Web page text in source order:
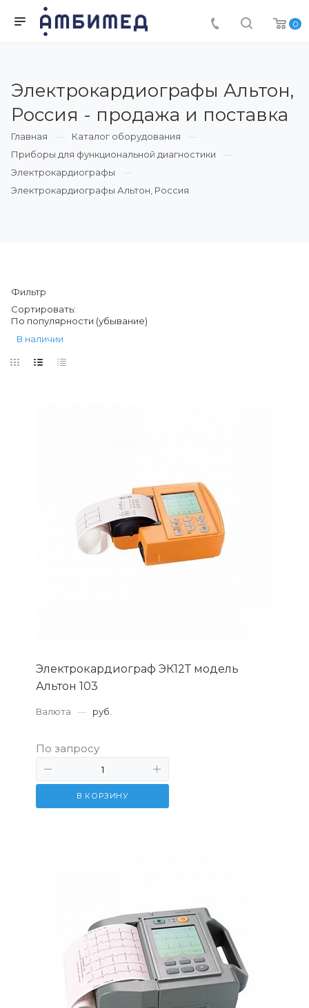
0
Электрокардиографы Альтон,
Россия - продажа и поставка
Главная
Каталог оборудования
Приборы для функциональной диагностики
Электрокардиографы
Электрокардиографы Альтон, Россия
Фильтр
Сортировать:
По популярности (убывание)
В наличии
Электрокардиограф ЭК12Т модель
Альтон 103
Валюта — руб.
По запросу
В КОРЗИНУ